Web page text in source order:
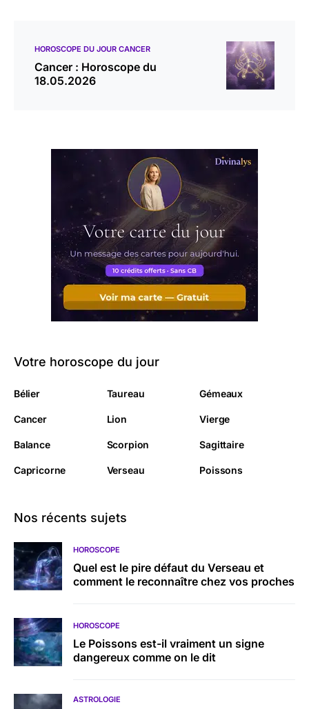
HOROSCOPE DU JOUR CANCER
Cancer : Horoscope du
18.05.2026
Votre horoscope du jour
Bélier Taureau Gémeaux
Cancer Lion Vierge
Balance Scorpion Sagittaire
Capricorne Verseau Poissons
Nos récents sujets
HOROSCOPE
Quel est le pire défaut du Verseau et
comment le reconnaître chez vos proches
HOROSCOPE
Le Poissons est-il vraiment un signe
dangereux comme on le dit
ASTROLOGIE